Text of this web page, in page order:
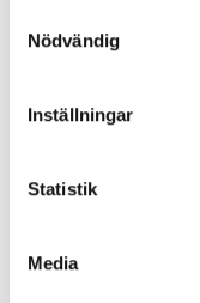
Nödvändig
Inställningar
Statistik
Media